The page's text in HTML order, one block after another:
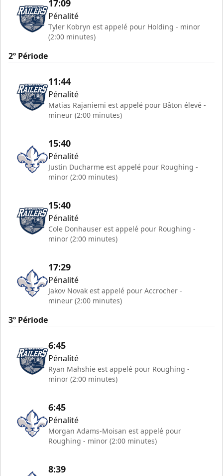
17:09
Pénalité
Tyler Kobryn est appelé pour Holding - minor
(2:00 minutes)
2º Période
11:44
Pénalité
Matias Rajaniemi est appelé pour Bâton élevé -
mineur (2:00 minutes)
15:40
Pénalité
Justin Ducharme est appelé pour Roughing -
minor (2:00 minutes)
15:40
Pénalité
Cole Donhauser est appelé pour Roughing -
minor (2:00 minutes)
17:29
Pénalité
Jakov Novak est appelé pour Accrocher -
mineur (2:00 minutes)
3º Période
6:45
Pénalité
Ryan Mahshie est appelé pour Roughing -
minor (2:00 minutes)
6:45
Pénalité
Morgan Adams-Moisan est appelé pour
Roughing - minor (2:00 minutes)
8:39